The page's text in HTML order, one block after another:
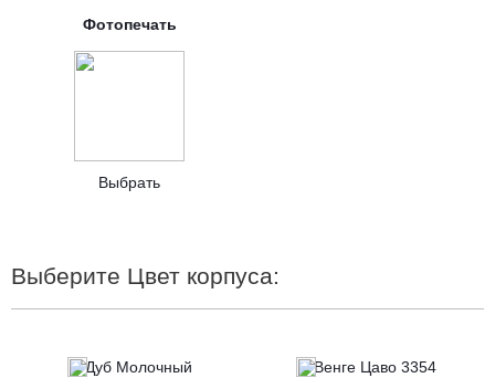
Фотопечать
Выбрать
Выберите Цвет корпуса: